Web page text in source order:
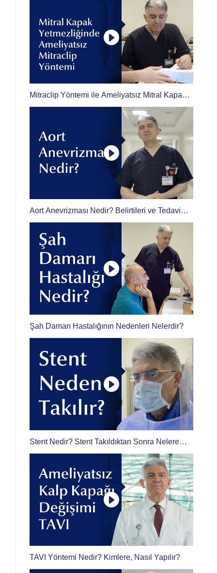
Mitraclip Yöntemi ile Ameliyatsız Mitral Kapak
Tamiri
Aort Anevrizması Nedir? Belirtileri ve Tedavi
Yöntemleri Nelerdir?
Şah Damarı Hastalığının Nedenleri Nelerdir?
Stent Nedir? Stent Takıldıktan Sonra Nelere
Dikkat Edilmelidir?
TAVI Yöntemi Nedir? Kimlere, Nasıl Yapılır?